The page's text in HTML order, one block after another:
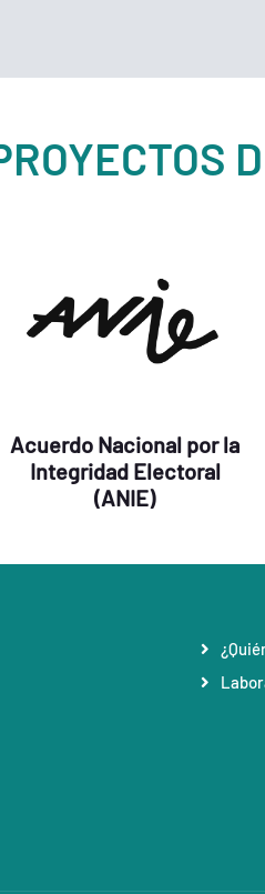
Acuerdo Nacional por la
Integridad Electoral
(ANIE)